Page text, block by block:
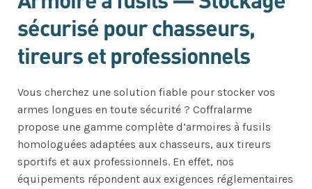
sécurisé pour chasseurs,
tireurs et professionnels
Vous cherchez une solution fiable pour stocker vos
armes longues en toute sécurité ? Coffralarme
propose une gamme complète d’armoires à fusils
homologuées adaptées aux chasseurs, aux tireurs
sportifs et aux professionnels. En effet, nos
équipements répondent aux exigences réglementaires